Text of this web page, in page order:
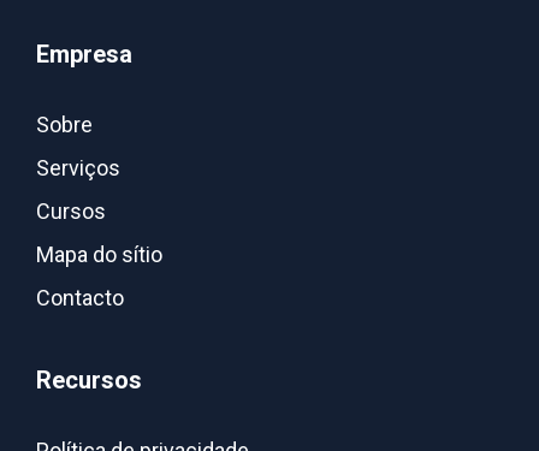
Empresa
Sobre
Serviços
Cursos
Mapa do sítio
Contacto
Recursos